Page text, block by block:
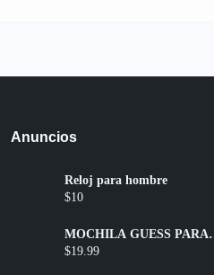
Anuncios
Reloj para hombre
$10
MOCHILA GUESS PARA
DAMA
$19.99